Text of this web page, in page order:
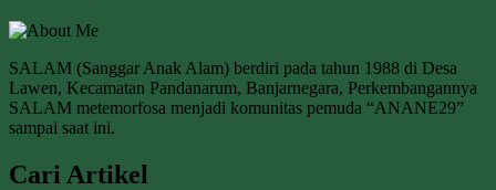
SALAM (Sanggar Anak Alam) berdiri pada tahun 1988 di Desa
Lawen, Kecamatan Pandanarum, Banjarnegara, Perkembangannya
SALAM metemorfosa menjadi komunitas pemuda “ANANE29”
sampai saat ini.
Cari Artikel